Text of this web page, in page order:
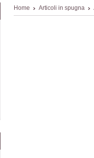
Home Articoli in spugna